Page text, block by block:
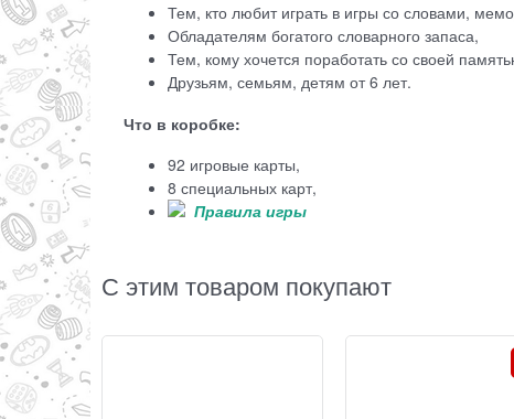
Тем, кто любит играть в игры со словами,
Обладателям богатого словарного запаса,
Тем, кому хочется поработать со своей
Друзьям, семьям, детям от 6 лет.
Что в коробке:
92 игровые карты,
8 специальных карт,
Правила игры
С этим товаром покупают